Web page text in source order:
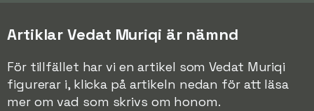
Artiklar Vedat Muriqi är nämnd
För tillfället har vi en artikel som Vedat Muriqi
figurerar i, klicka på artikeln nedan för att läsa
mer om vad som skrivs om honom.